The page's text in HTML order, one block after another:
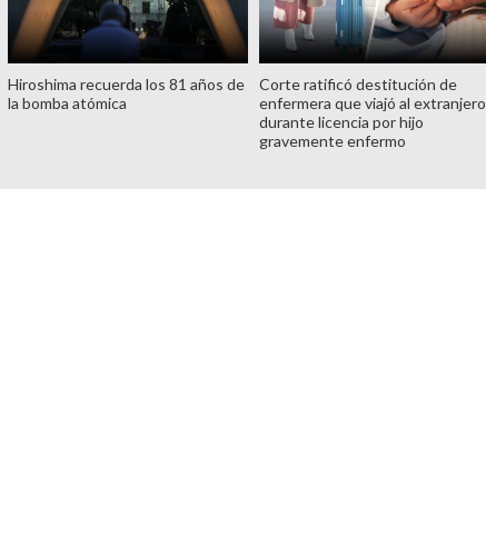
Hiroshima recuerda los 81 años de
la bomba atómica
Corte ratificó destitución de
enfermera que viajó al extranjero
durante licencia por hijo
gravemente enfermo